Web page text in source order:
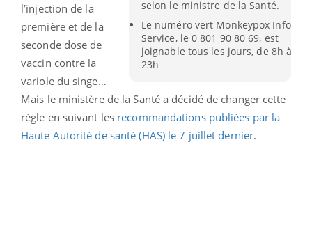
selon le ministre de la Santé.
Le numéro vert Monkeypox Info
Service, le 0 801 90 80 69, est
joignable tous les jours, de 8h à
23h
l’injection de la
première et de la
seconde dose de
vaccin contre la
variole du singe…
Mais le ministère de la Santé a décidé de changer cette
règle en suivant les recommandations publiées par la
Haute Autorité de santé (HAS) le 7 juillet dernier.